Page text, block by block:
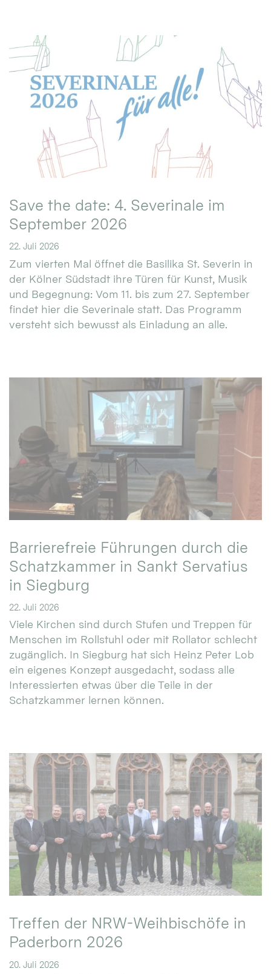
Save the date: 4. Severinale im
September 2026
22. Juli 2026
Zum vierten Mal öffnet die Basilika St. Severin in
der Kölner Südstadt ihre Türen für Kunst, Musik
und Begegnung: Vom 11. bis zum 27. September
findet hier die Severinale statt. Das Programm
versteht sich bewusst als Einladung an alle.
Barrierefreie Führungen durch die
Schatzkammer in Sankt Servatius
in Siegburg
22. Juli 2026
Viele Kirchen sind durch Stufen und Treppen für
Menschen im Rollstuhl oder mit Rollator schlecht
zugänglich. In Siegburg hat sich Heinz Peter Lob
ein eigenes Konzept ausgedacht, sodass alle
Interessierten etwas über die Teile in der
Schatzkammer lernen können.
Treffen der NRW-Weihbischöfe in
Paderborn 2026
20. Juli 2026